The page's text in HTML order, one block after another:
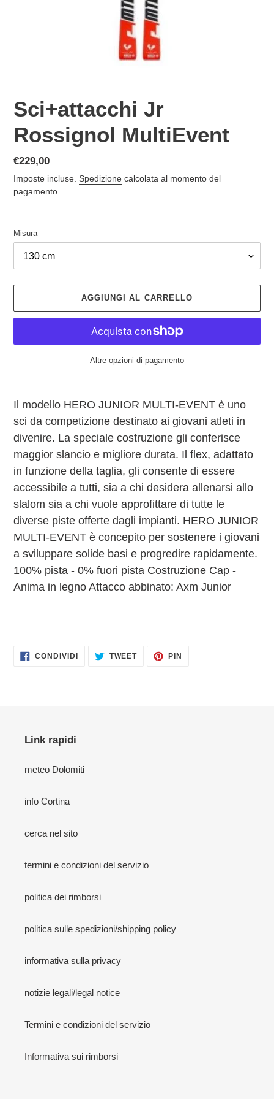
Sci+attacchi Jr
Rossignol MultiEvent
Prezzo
di
listino
€229,00
Imposte incluse. Spedizione calcolata al momento del
pagamento.
Misura
AGGIUNGI AL CARRELLO
Altre opzioni di pagamento
prodotto
nel
carrello
Il modello HERO JUNIOR MULTI-EVENT è uno
sci da competizione destinato ai giovani atleti in
divenire. La speciale costruzione gli conferisce
maggior slancio e migliore durata. Il flex, adattato
in funzione della taglia, gli consente di essere
accessibile a tutti, sia a chi desidera allenarsi allo
slalom sia a chi vuole approfittare di tutte le
diverse piste offerte dagli impianti. HERO JUNIOR
MULTI-EVENT è concepito per sostenere i giovani
a sviluppare solide basi e progredire rapidamente.
100% pista - 0% fuori pista Costruzione Cap -
Anima in legno Attacco abbinato: Axm Junior
CONDIVIDICONDIVIDI
SU
TWEETTWITTA PIN
Link rapidi
meteo Dolomiti
info Cortina
cerca nel sito
termini e condizioni del servizio
politica dei rimborsi
politica sulle spedizioni/shipping policy
informativa sulla privacy
notizie legali/legal notice
Termini e condizioni del servizio
Informativa sui rimborsi